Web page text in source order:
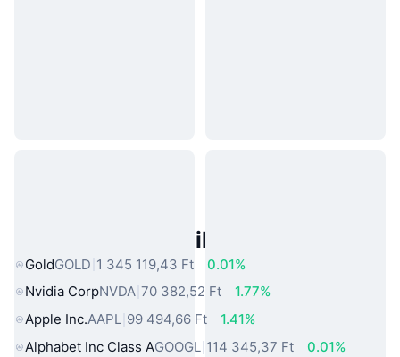
Népszerű Való Világbeli Eszközök
GoldGOLD 1 345 119,43 Ft
0.01%
Nvidia CorpNVDA 70 382,52 Ft
1.77%
Apple Inc.AAPL 99 494,66 Ft
1.41%
Alphabet Inc Class AGOOGL 114 345,37 Ft
0.01%